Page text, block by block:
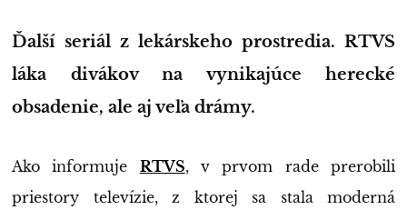
Ďalší seriál z lekárskeho prostredia. RTVS
láka divákov na vynikajúce herecké
obsadenie, ale aj veľa drámy.
Ako informuje RTVS, v prvom rade prerobili
priestory televízie, z ktorej sa stala moderná